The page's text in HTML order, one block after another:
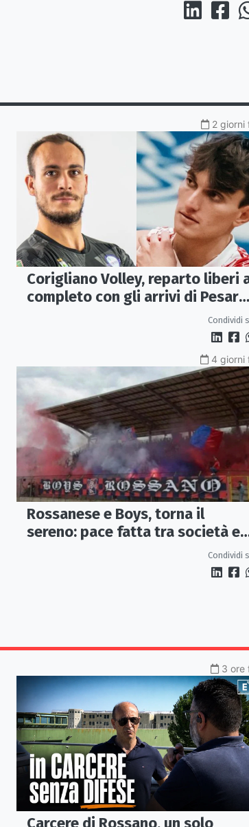
2 giorni
Corigliano Volley, reparto liberi
completo con gli arrivi di Pesare
Condividi
4 giorni
Rossanese e Boys, torna il
sereno: pace fatta tra società e
Condividi
3 ore
Carcere di Rossano, un solo